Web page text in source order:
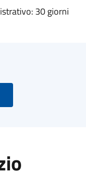
30 giorni